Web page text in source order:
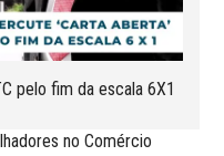
pelo fim da escala 6X1
no Comércio